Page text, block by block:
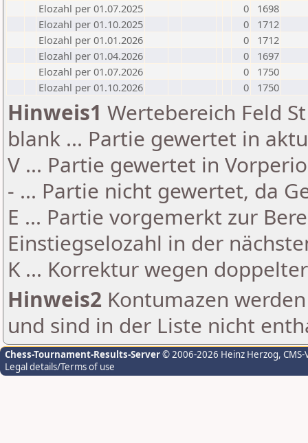
Elozahl per 01.07.2025
0
1698
Elozahl per 01.10.2025
0
1712
Elozahl per 01.01.2026
0
1712
Elozahl per 01.04.2026
0
1697
Elozahl per 01.07.2026
0
1750
Elozahl per 01.10.2026
0 1750
Hinweis1 Wertebereich Feld
blank ... Partie gewertet in
V ... Partie gewertet in
- ... Partie nicht gewertet, da
E ... Partie vorgemerkt zur
Einstiegselozahl in der
K ... Korrektur wegen
Hinweis2 Kontumazen
und sind in der Liste nicht
Chess-Tournament-Results-Server© 2006-2026 Heinz Herzog,
Legal details/Terms of use